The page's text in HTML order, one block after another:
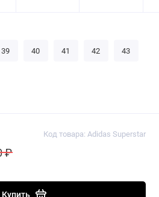
Код товара: Adidas Superstar
₽
Купить
39 40 41 42 43